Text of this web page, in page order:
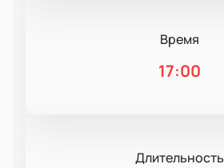
Время
17:00
Длительность